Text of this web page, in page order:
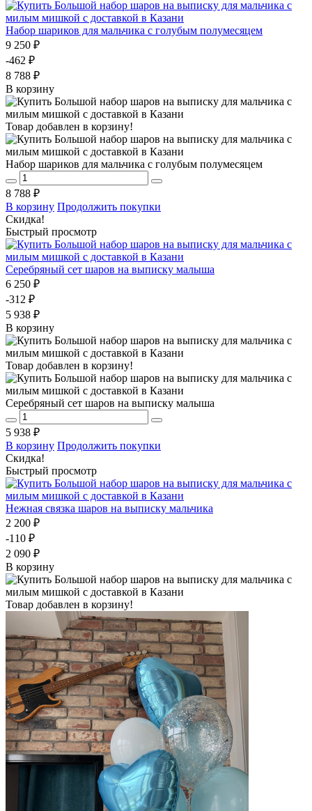
Набор шариков для мальчика с голубым полумесяцем
9 250 ₽
-462 ₽
8 788 ₽
В корзину
Товар добавлен в корзину!
Набор шариков для мальчика с голубым полумесяцем
8 788 ₽
В корзину Продолжить покупки
Скидка!
Быстрый просмотр
Серебряный сет шаров на выписку малыша
6 250 ₽
-312 ₽
5 938 ₽
В корзину
Товар добавлен в корзину!
Серебряный сет шаров на выписку малыша
5 938 ₽
В корзину Продолжить покупки
Скидка!
Быстрый просмотр
Нежная связка шаров на выписку мальчика
2 200 ₽
-110 ₽
2 090 ₽
В корзину
Товар добавлен в корзину!